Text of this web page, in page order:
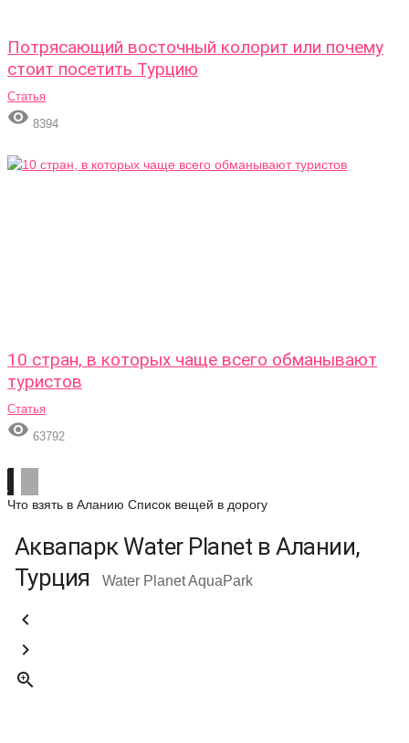
Потрясающий восточный колорит или почему
стоит посетить Турцию
Статья
 8394
10 стран, в которых чаще всего обманывают
туристов
Статья
 63792
Что взять в Аланию Список вещей в дорогу
Аквапарк Water Planet в Алании,
Турция
Water Planet AquaPark


